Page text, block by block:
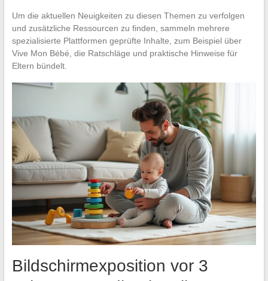
Um die aktuellen Neuigkeiten zu diesen Themen zu verfolgen
und zusätzliche Ressourcen zu finden, sammeln mehrere
spezialisierte Plattformen geprüfte Inhalte, zum Beispiel über
Vive Mon Bébé, die Ratschläge und praktische Hinweise für
Eltern bündelt.
Bildschirmexposition vor 3